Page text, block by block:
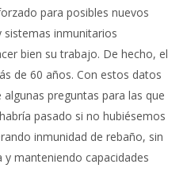
para posibles nuevos
sistemas inmunitarios
bien su trabajo. De hecho, el
de 60 años. Con estos datos
preguntas para las que
pasado si no hubiésemos
inmunidad de rebaño, sin
y manteniendo capacidades